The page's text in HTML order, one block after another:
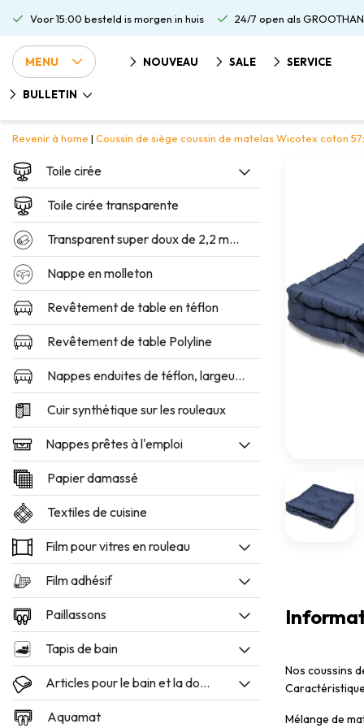
Voor 15:00 besteld is morgen in huis 24/7 open als
MENU NOUVEAU SALE SERVICE
BULLETIN
Revenir à home | Coussin de siège coussin de matelas Wicotex coton
Toile cirée
Toile cirée transparente
Transparent super doux de 2,2 mm d'épaisseur
Nappe en molleton
Revêtement de table en téflon
Revêtement de table Polyline
Nappes enduites de téflon, largeur 160 et 180 cm
Cuir synthétique sur les rouleaux
Nappes prêtes à l'emploi
Papier damassé
Textiles de cuisine
Film pour vitres en rouleau
Film adhésif
Paillassons
Tapis de bain
Articles pour le bain et la douche
Aquamat
Nos coussins
Mélange de